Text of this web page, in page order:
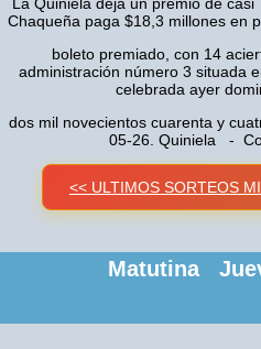
Chaqueña paga $18,3 millones en
boleto premiado, con 14
administración número 3 situada
celebrada ayer
dos mil novecientos cuarenta y
05-26. Quiniela -
<< ULTIMOS SORTEOS
Matutina